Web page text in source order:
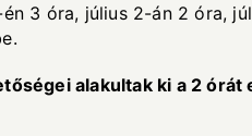
3 óra, július 2-án 2 óra,
őségei alakultak ki a 2órát